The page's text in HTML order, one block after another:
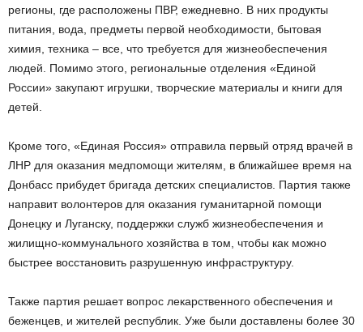
регионы, где расположены ПВР, ежедневно. В них продукты
питания, вода, предметы первой необходимости, бытовая
химия, техника – все, что требуется для жизнеобеспечения
людей. Помимо этого, региональные отделения «Единой
России» закупают игрушки, творческие материалы и книги для
детей.
Кроме того, «Единая Россия» отправила первый отряд врачей в
ЛНР для оказания медпомощи жителям, в ближайшее время на
Донбасс прибудет бригада детских специалистов. Партия также
направит волонтеров для оказания гуманитарной помощи
Донецку и Луганску, поддержки служб жизнеобеспечения и
жилищно-коммунального хозяйства в том, чтобы как можно
быстрее восстановить разрушенную инфраструктуру.
Также партия решает вопрос лекарственного обеспечения и
беженцев, и жителей республик. Уже были доставлены более 30